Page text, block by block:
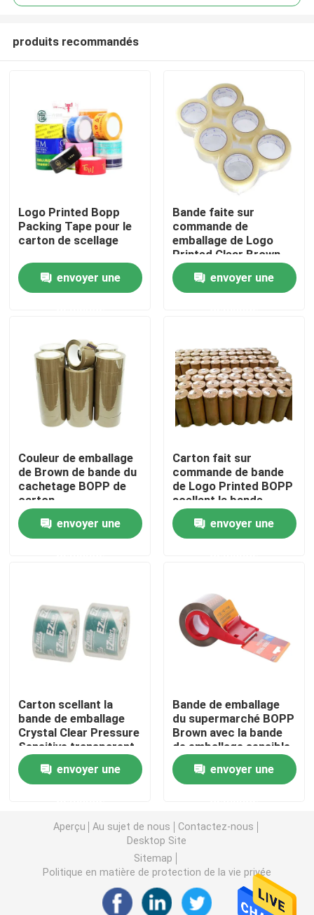
Produits
Vidéos
Visite d'usine
Contrôle de qualité
Contactez-nous
Nouvelles
Bande de papier d'aluminium
S'accrochent le film
film d'enveloppe de bout droit
Conteneurs de nourriture de papier d'aluminium
Papier d'emballage de bande paerforée
produits recommandés
Logo Printed Bopp
Packing Tape pour le
carton de scellage
envoyer une
Bande faite sur
commande de
emballage de Logo
Printed Clear Brown
BOPP de bande du
cachetage BOPP de
carton
envoyer une
Couleur de emballage
de Brown de bande du
cachetage BOPP de
carton
envoyer une
Carton fait sur
commande de bande
de Logo Printed BOPP
scellant la bande
claire Rolls enorme de
BOPP envoyer une
Carton scellant la
bande de emballage
Crystal Clear Pressure
Sensitive transparent
de BOPP
envoyer une
Bande de emballage
du supermarché BOPP
Brown avec la bande
de emballage sensible
à la pression de
coupeur de bande
envoyer une
Aperçu Au sujet de nous
Contactez-nous
Desktop Site
Sitemap
Politique en matière de protection de la vie privée